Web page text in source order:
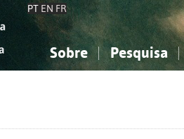
PT EN FR
Sobre Pesquisa